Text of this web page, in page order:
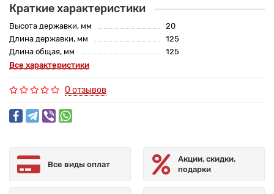
Краткие характеристики
Высота державки, мм
20
Длина державки, мм
125
Длина общая, мм
125
Все характеристики
0 отзывов
Все виды оплат
Акции, скидки,
подарки